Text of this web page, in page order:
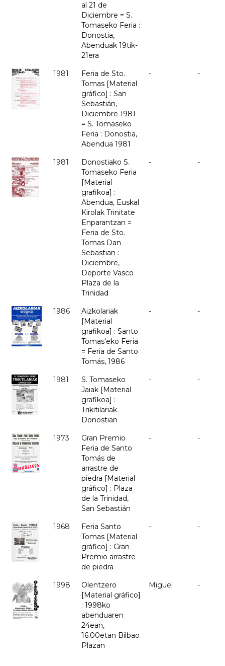
al 21 de
Diciembre = S.
Tomaseko Feria :
Donostia,
Abenduak 19tik-
21era
1981
Feria de Sto.
Tomas [Material
gráfico] : San
Sebastián,
Diciembre 1981
= S. Tomaseko
Feria : Donostia,
Abendua 1981
- -
1981
Donostiako S.
Tomaseko Feria
[Material
grafikoa] :
Abendua, Euskal
Kirolak Trinitate
Enparantzan =
Feria de Sto.
Tomas Dan
Sebastian :
Diciembre,
Deporte Vasco
Plaza de la
Trinidad
- -
1986
Aizkolariak
[Material
grafikoa] : Santo
Tomas'eko Feria
= Feria de Santo
Tomás, 1986
- -
1981
S. Tomaseko
Jaiak [Material
grafikoa] :
Trikitilariak
Donostian
- -
1973
Gran Premio
Feria de Santo
Tomás de
arrastre de
piedra [Material
gráfico] : Plaza
de la Trinidad,
San Sebastián
- -
1968
Feria Santo
Tomas [Material
gráfico] : Gran
Premio arrastre
de piedra
- -
1998
Olentzero
[Material gráfico]
: 1998ko
abenduaren
24ean,
16.00etan Bilbao
Plazan
Miguel -